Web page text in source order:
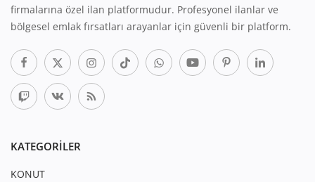
firmalarına özel ilan platformudur. Profesyonel ilanlar ve
bölgesel emlak fırsatları arayanlar için güvenli bir platform.
KATEGORILER
KONUT